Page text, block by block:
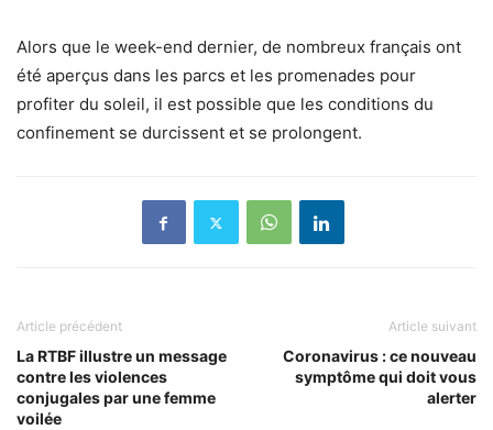
Alors que le week-end dernier, de nombreux français ont
été aperçus dans les parcs et les promenades pour
profiter du soleil, il est possible que les conditions du
confinement se durcissent et se prolongent.
Article précédent
La RTBF illustre un message
contre les violences
conjugales par une femme
voilée
Article suivant
Coronavirus : ce nouveau
symptôme qui doit vous
alerter